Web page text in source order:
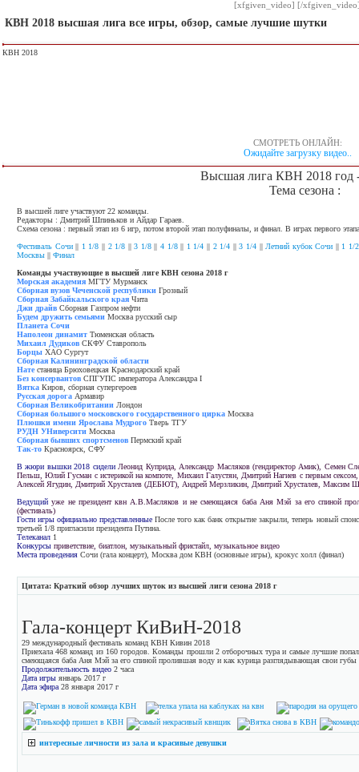
[xfgiven_video] [/
КВН 2018 высшая лига все игры, обзор, самые лучшие шутки
КВН 2018
СМОТРЕТЬ ОНЛАЙН:
Ожидайте загрузку видео..
Высшая лига КВН 2018 год -
Тема сезона :
В высшей лиге участвуют 22 команды.
Редакторы : Дмитрий Шпиньков и Айдар Гараев.
Схема сезона : первый этап из 6 игр, потом второй этап полуфиналы, и финал. В играх первого
Фестиваль Сочи|| 1 1/8 || 2 1/8 ||3 1/8||4 1/8|| 1 1/4 || 2 1/4 ||3 1/4|| Летний кубок Сочи || 1 1/2
Москвы || Финал
Команды участвующие в высшей лиге КВН сезона 2018 г
Морская академия МГТУ Мурманск
Сборная вузов Чеченской республики Грозный
Сборная Забайкальского края Чита
Джи драйв Сборная Газпром нефти
Будем дружить семьями Москва русский сыр
Планета Сочи
Наполеон динамит Тюменская область
Михаил Дудиков СКФУ Ставрополь
Борцы ХАО Сургут
Сборная Калининградской области
Нате станица Брюховецкая Краснодарский край
Без консервантов СПГУПС императора Александра I
Вятка Киров, сборная супергероев
Русская дорога Армавир
Сборная Великобритании Лондон
Сборная большого московского государственного цирка Москва
Плюшки имени Ярослава Мудрого Тверь ТГУ
РУДН УНиверсити Москва
Сборная бывших спортсменов Пермский край
Так-то Красноярск, СФУ
В жюри вышки 2018 сидели Леонид Куприда, Александр Масляков (гендиректор Амик), Семен
Пельш, Юлий Гусман с истерикой на компоте, Михаил Галустян, Дмитрий Нагиев с первым
Алексей Ягудин, Дмитрий Хрусталев (ДЕБЮТ), Андрей Мерзликин, Дмитрий Хрусталев,
Ведущий уже не президент квн А.В.Масляков и не смеющаяся баба Аня Мэй за его спиной
(фестиваль)
Гости игры официально представленные После того как банк открытие закрыли, теперь новый
третьей 1/8 пригласили президента Путина.
Телеканал 1
Конкурсы приветствие, биатлон, музыкальный фристайл, музыкальное видео
Места проведения Сочи (гала концерт), Москва дом КВН (основные игры), крокус холл (финал)
Цитата: Краткий обзор лучших шуток из высшей лиги сезона 2018 г
Гала-концерт КиВиН-2018
29 международный фестиваль команд КВН Кивин 2018
Приехала 468 команд из 160 городов. Команды прошли 2 отборочных тура и самые лучшие
смеющаяся баба Аня Мэй за его спиной пролившая воду и как курица разглядывающая свои губы
Продолжительность видео 2 часа
Дата игры январь 2017 г
Дата эфира 28 января 2017 г
интересные личности из зала и красивые девушки